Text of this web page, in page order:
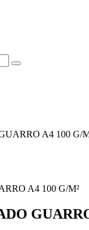
A4 100 G/